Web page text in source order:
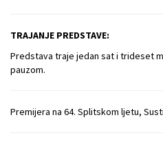
TRAJANJE PREDSTAVE:
Predstava traje jedan sat i trideset
pauzom.
Premijera na 64. Splitskom ljetu,